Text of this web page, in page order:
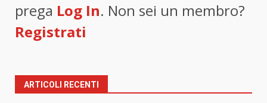
prega Log In. Non sei un membro?
Registrati
ARTICOLI RECENTI